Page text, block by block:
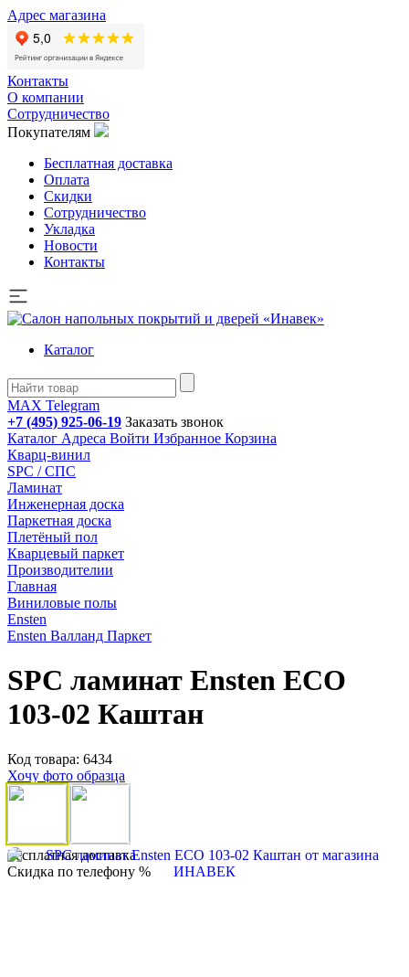
Адрес магазина
Контакты
О компании
Сотрудничество
Покупателям
Бесплатная доставка
Оплата
Скидки
Сотрудничество
Укладка
Новости
Контакты
Каталог
MAX Telegram
+7 (495) 925-06-19 Заказать звонок
Каталог Адреса Войти Избранное Корзина
Кварц-винил
SPC / СПС
Ламинат
Инженерная доска
Паркетная доска
Плетёный пол
Кварцевый паркет
Производителии
Главная
Виниловые полы
Ensten
Ensten Валланд Паркет
SPC ламинат Ensten ECO
103-02 Каштан
Код товара: 6434
Хочу фото образца
Бесплатная доставка
Скидка по телефону %